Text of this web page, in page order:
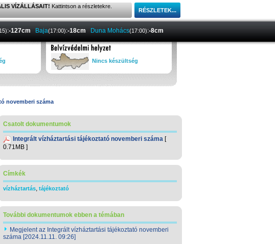
VÍZÁLLÁSAIT! Kattintson a részletekre.
:-127cm Baja(17:00):-18cm Duna Mohács(17:00):-8cm
Nincs készültség
novemberi száma
Csatolt dokumentumok
Integrált vízháztartási tájékoztató novemberi száma [
0.71MB ]
Címkék
vízháztartás, tájékoztató
További dokumentumok ebben a témában
Megjelent az Integrált vízháztartási tájékoztató novemberi
száma [2024.11.11. 09:26]